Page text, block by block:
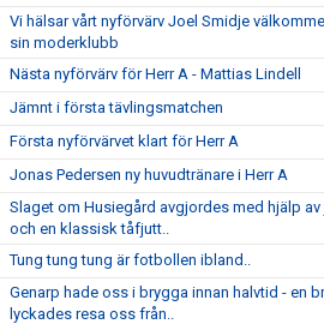
Vi hälsar vårt nyförvärv Joel Smidje
sin moderklubb
Nästa nyförvärv för Herr A - Mattias Lindell
Jämnt i första tävlingsmatchen
Första nyförvärvet klart för Herr A
Jonas Pedersen ny huvudtränare i Herr A
Slaget om Husiegård avgjordes med hjälp av
och en klassisk tåfjutt..
Tung tung tung är fotbollen ibland..
Genarp hade oss i brygga innan halvtid - en
lyckades resa oss från..